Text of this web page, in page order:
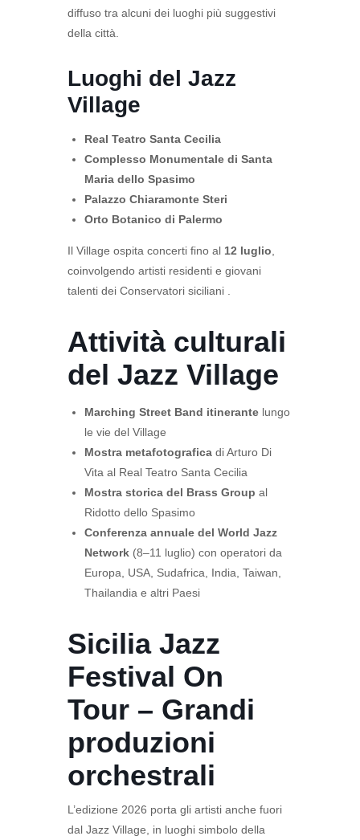
diffuso tra alcuni dei luoghi più suggestivi
della città.
Luoghi del Jazz
Village
Real Teatro Santa Cecilia
Complesso Monumentale di Santa
Maria dello Spasimo
Palazzo Chiaramonte Steri
Orto Botanico di Palermo
Il Village ospita concerti fino al 12 luglio
coinvolgendo artisti residenti e giovani
talenti dei Conservatori siciliani .
Attività culturali
del Jazz Village
Marching Street Band itinerante lungo
le vie del Village
Mostra metafotografica di Arturo Di
Vita al Real Teatro Santa Cecilia
Mostra storica del Brass Group al
Ridotto dello Spasimo
Conferenza annuale del World Jazz
Network (8–11 luglio) con operatori da
Europa, USA, Sudafrica, India, Taiwan,
Thailandia e altri Paesi
Sicilia Jazz
Festival On
Tour – Grandi
produzioni
orchestrali
L’edizione 2026 porta gli artisti anche fuori
dal Jazz Village, in luoghi simbolo della